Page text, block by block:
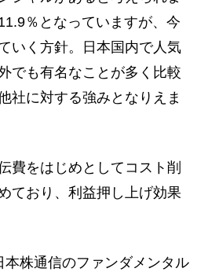
％となっていますが、今
いく方針。日本国内で人気
でも有名なことが多く比較
社に対する強みとなりえま
費をはじめとしてコスト削
ており、利益押し上げ効果
株通信のファンダメンタル